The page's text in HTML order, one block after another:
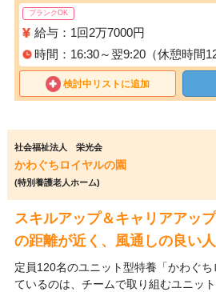
ブランクOK
給与：1回2万7000円
時間：16:30～翌9:20（休憩時間
検討中リストに追加
社会福祉法人 栄光会
かわぐちロイヤルの園
(特別養護老人ホーム)
スキルアップ＆キャリアアッ
の距離が近く、風通しの良い人
定員120名のユニット型特養「かわぐ
ているのは、チームで取り組むユニッ